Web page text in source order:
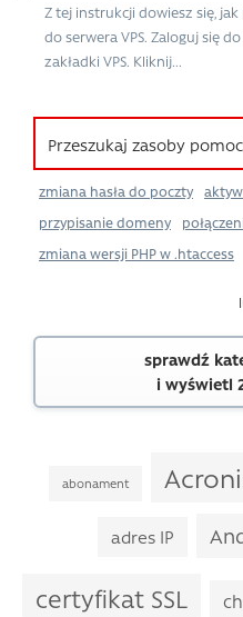
Z tej instrukcji dowiesz się,
do serwera VPS. Zaloguj się
zakładki VPS. Kliknij...
zmiana hasła do poczty
przypisanie domeny
zmiana wersji PHP w .htaccess
sprawdź
i wyświetl
abonament
adres IP
certyfikat SSL